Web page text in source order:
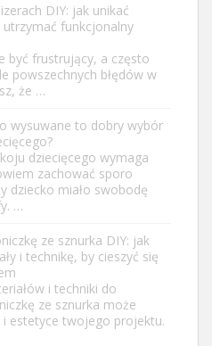
DIY: jak unikać
utrzymać funkcjonalny
być frustrujący, a często
powszechnych błędów w
że …
wysuwane to dobry wybór
dziecięcego wymaga
zachować sporo
dziecko miało swobodę
…
ze sznurka DIY: jak
i technikę, by cieszyć się
i techniki do
ze sznurka może
i estetyce twojego projektu.